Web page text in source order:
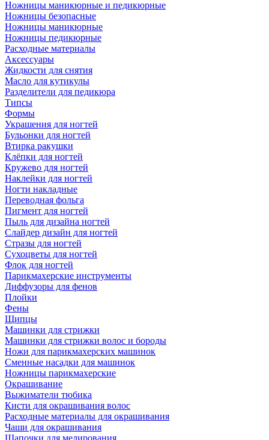
Ножницы маникюрные и педикюрные
Ножницы безопасные
Ножницы маникюрные
Ножницы педикюрные
Расходные материалы
Аксессуары
Жидкости для снятия
Масло для кутикулы
Разделители для педикюра
Типсы
Формы
Украшения для ногтей
Бульонки для ногтей
Втирка ракушки
Клёпки для ногтей
Кружево для ногтей
Наклейки для ногтей
Ногти накладные
Переводная фольга
Пигмент для ногтей
Пыль для дизайна ногтей
Слайдер дизайн для ногтей
Стразы для ногтей
Сухоцветы для ногтей
Флок для ногтей
Парикмахерские инструменты
Диффузоры для фенов
Плойки
Фены
Щипцы
Машинки для стрижки
Машинки для стрижки волос и бороды
Ножи для парикмахерских машинок
Сменные насадки для машинок
Ножницы парикмахерские
Окрашивание
Выжиматели тюбика
Кисти для окрашивания волос
Расходные материалы для окрашивания
Чаши для окрашивания
Шапочки для мелирования